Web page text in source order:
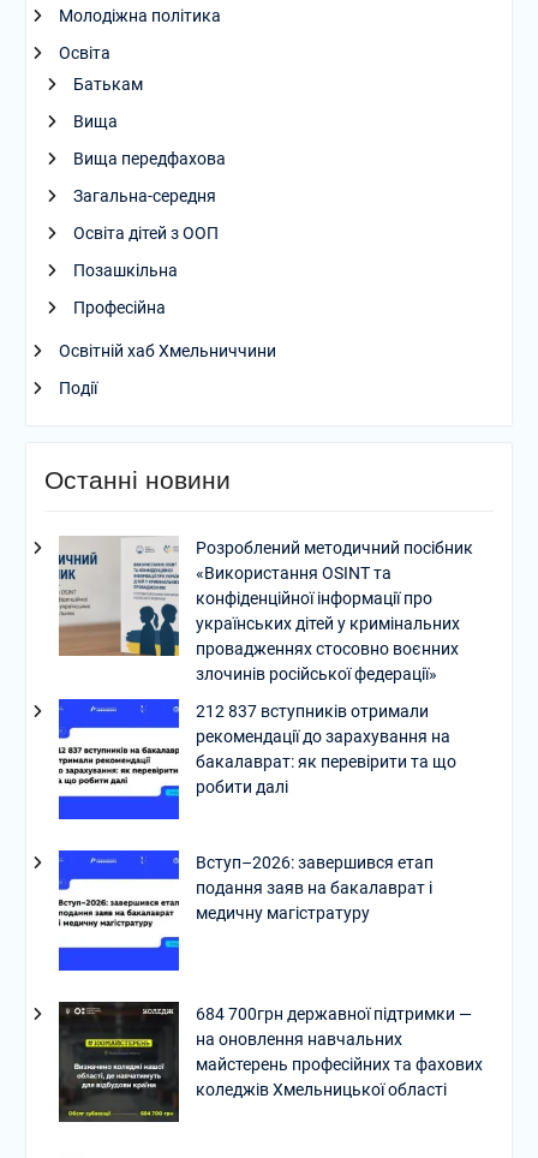
Молодіжна політика
Освіта
Батькам
Вища
Вища передфахова
Загальна-середня
Освіта дітей з ООП
Позашкільна
Професійна
Освітній хаб Хмельниччини
Події
Останні новини
Розроблений методичний посібник
«Використання OSINT та
конфіденційної інформації про
українських дітей у кримінальних
провадженнях стосовно воєнних
злочинів російської федерації»
212 837 вступників отримали
рекомендації до зарахування на
бакалаврат: як перевірити та що
робити далі
Вступ–2026: завершився етап
подання заяв на бакалаврат і
медичну магістратуру
684 700грн державної підтримки —
на оновлення навчальних
майстерень професійних та фахових
коледжів Хмельницької області